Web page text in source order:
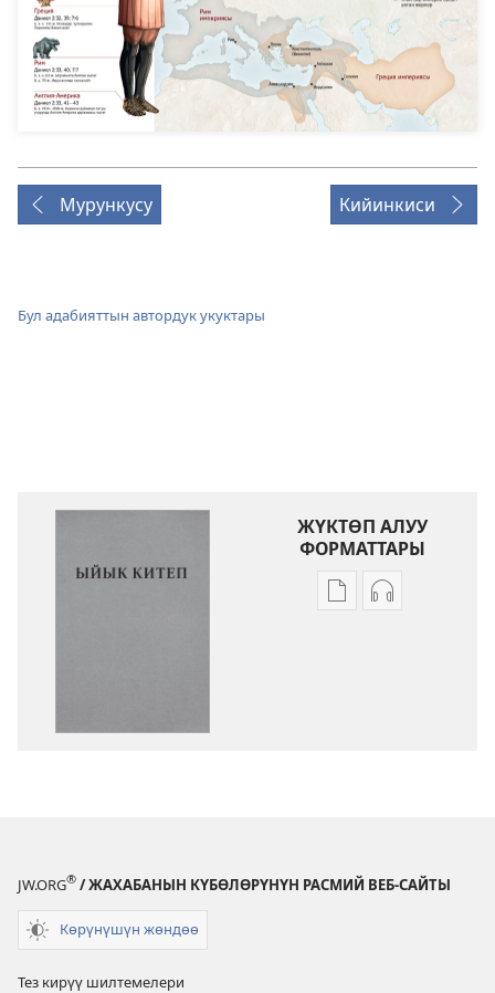
Мурункусу Кийинкиси
Бул адабияттын автордук укуктары
ЖҮКТӨП АЛУУ
ФОРМАТТАРЫ
АдабияттыАудиолорду
JW.ORG® / ЖАХАБАНЫН КҮБӨЛӨРҮНҮН РАСМИЙ ВЕБ-САЙТЫ
Көрүнүшүн жөндөө
Тез кирүү шилтемелери